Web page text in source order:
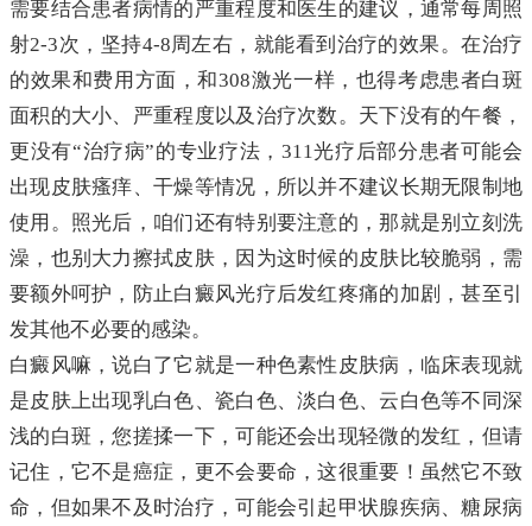
需要结合患者病情的严重程度和医生的建议，通常每周照
射2-3次，坚持4-8周左右，就能看到治疗的效果。在治疗
的效果和费用方面，和308激光一样，也得考虑患者白斑
面积的大小、严重程度以及治疗次数。天下没有的午餐，
更没有“治疗病”的专业疗法，311光疗后部分患者可能会
出现皮肤瘙痒、干燥等情况，所以并不建议长期无限制地
使用。照光后，咱们还有特别要注意的，那就是别立刻洗
澡，也别大力擦拭皮肤，因为这时候的皮肤比较脆弱，需
要额外呵护，防止白癜风光疗后发红疼痛的加剧，甚至引
发其他不必要的感染。
白癜风嘛，说白了它就是一种色素性皮肤病，临床表现就
是皮肤上出现乳白色、瓷白色、淡白色、云白色等不同深
浅的白斑，您搓揉一下，可能还会出现轻微的发红，但请
记住，它不是癌症，更不会要命，这很重要！虽然它不致
命，但如果不及时治疗，可能会引起甲状腺疾病、糖尿病